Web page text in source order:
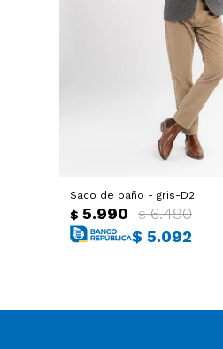
Saco de paño - gris-D2
$ 5.990 $ 6.490
$ 5.092